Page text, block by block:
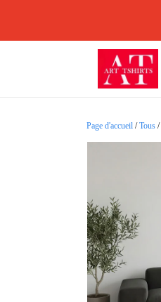
Page d'accueil /Tous /